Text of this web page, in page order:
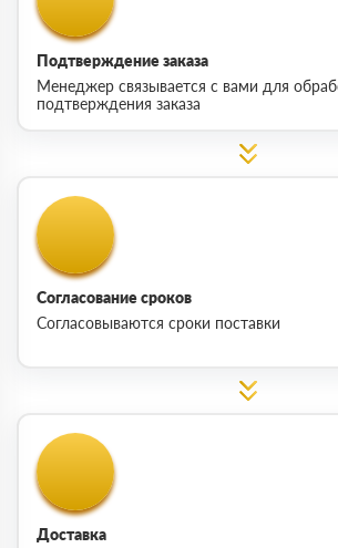
Подтверждение заказа
Менеджер связывается с вами для
подтверждения заказа
Согласование сроков
Согласовываются сроки поставки
Доставка